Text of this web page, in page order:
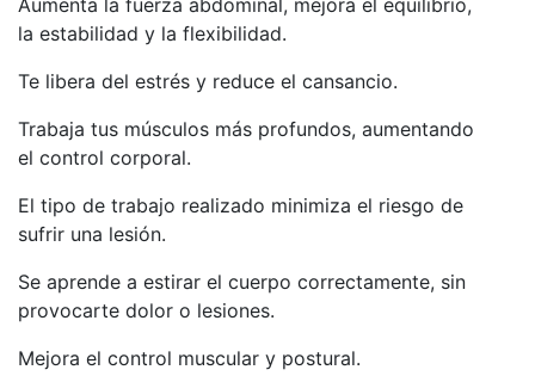
la estabilidad y la flexibilidad.
Te libera del estrés y reduce el cansancio.
Trabaja tus músculos más profundos, aumentando
el control corporal.
El tipo de trabajo realizado minimiza el riesgo de
sufrir una lesión.
Se aprende a estirar el cuerpo correctamente, sin
provocarte dolor o lesiones.
Mejora el control muscular y postural.